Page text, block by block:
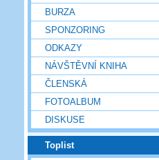
BURZA
SPONZORING
ODKAZY
NÁVŠTĚVNÍ KNIHA
ČLENSKÁ
FOTOALBUM
DISKUSE
Toplist